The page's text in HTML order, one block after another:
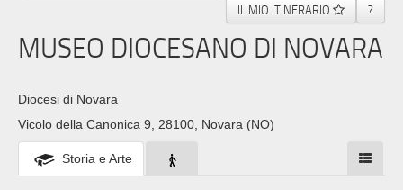
IL MIO ITINERARIO
?
MUSEO DIOCESANO DI NOVARA
Diocesi di Novara
Vicolo della Canonica 9, 28100, Novara (NO)
Storia e Arte